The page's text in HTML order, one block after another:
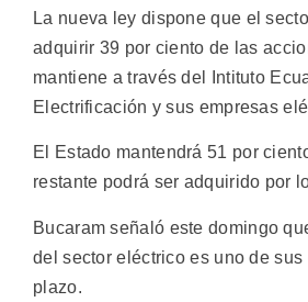
La nueva ley dispone que el
adquirir 39 por ciento de las
mantiene a través del Intituto
Electrificación y sus empresas
El Estado mantendrá 51 por
restante podrá ser adquirido por
Bucaram señaló este domingo
del sector eléctrico es uno de
plazo.